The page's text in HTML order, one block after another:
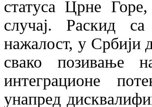
статуса Црне
случај. Раскид са
нажалост, у Србији
свако позивање
интеграционе
унапред